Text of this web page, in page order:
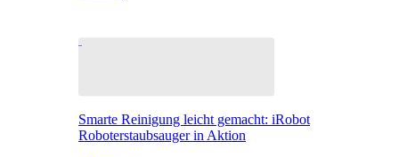
Smarte Reinigung leicht gemacht: iRobot
Roboterstaubsauger in Aktion